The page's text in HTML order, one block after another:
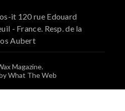
it 120 rue Edouard
- France. Resp. de la
Aubert
Magazine.
What The Web